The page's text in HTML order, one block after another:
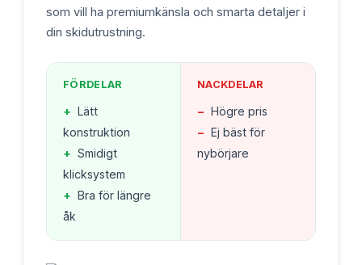
som vill ha premiumkänsla och smarta detaljer i
din skidutrustning.
FÖRDELAR
+ Lätt
konstruktion
+ Smidigt
klicksystem
+ Bra för längre
åk
NACKDELAR
− Högre pris
− Ej bäst för
nybörjare